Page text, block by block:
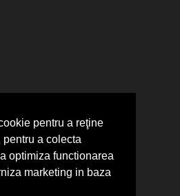
pentru a reţine
a colecta
optimiza functionarea
marketing in baza